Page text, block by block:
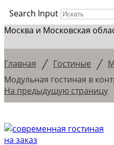
Search Input
Москва и Московская
Главная / Гостиные /
Модульная гостиная в
На предыдущую страницу